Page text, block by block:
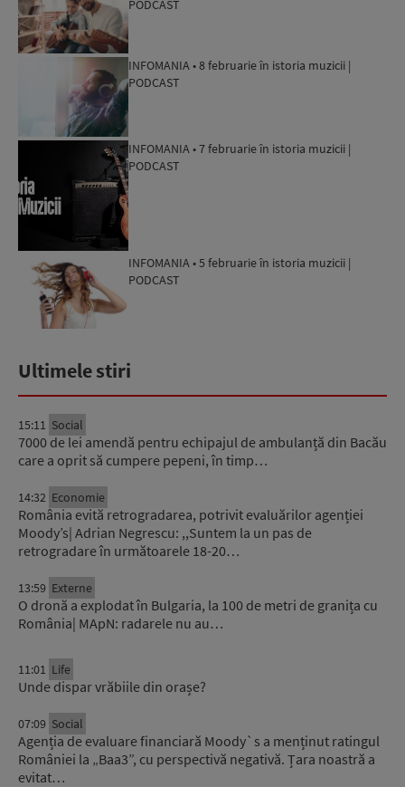
PODCAST
INFOMANIA • 8 februarie în istoria muzicii |
PODCAST
INFOMANIA • 7 februarie în istoria muzicii |
PODCAST
INFOMANIA • 5 februarie în istoria muzicii |
PODCAST
Ultimele stiri
15:11 Social
7000 de lei amendă pentru echipajul de ambulanță din Bacău
care a oprit să cumpere pepeni, în timp…
14:32 Economie
România evită retrogradarea, potrivit evaluărilor agenției
Moody’s| Adrian Negrescu: ,,Suntem la un pas de
retrogradare în următoarele 18-20…
13:59 Externe
O dronă a explodat în Bulgaria, la 100 de metri de granița cu
România| MApN: radarele nu au…
11:01 Life
Unde dispar vrăbiile din orașe?
07:09 Social
Agenția de evaluare financiară Moody`s a menținut ratingul
României la „Baa3”, cu perspectivă negativă. Țara noastră a
evitat…